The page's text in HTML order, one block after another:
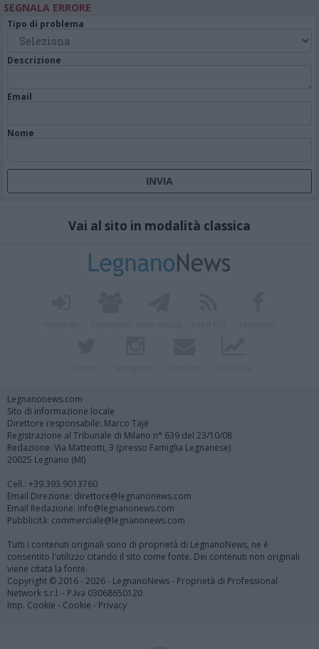
SEGNALA ERRORE
Tipo di problema
Descrizione
Email
Nome
Vai al sito in modalità classica
Legnanonews.com
Sito di informazione locale
Direttore responsabile: Marco Tajè
Registrazione al Tribunale di Milano n° 639 del 23/10/08
Redazione: Via Matteotti, 3 (presso Famiglia Legnanese)
20025 Legnano (MI)
Cell.: +39.393.9013760
Email Direzione: direttore@legnanonews.com
Email Redazione: info@legnanonews.com
Pubblicità: commerciale@legnanonews.com
Tutti i contenuti originali sono di proprietà di LegnanoNews, ne è
consentito l'utilizzo citando il sito come fonte. Dei contenuti non originali
viene citata la fonte.
Copyright © 2016 - 2026 - LegnanoNews - Proprietà di Professional
Network s.r.l. - P.Iva 03068650120
Imp. Cookie - Cookie - Privacy